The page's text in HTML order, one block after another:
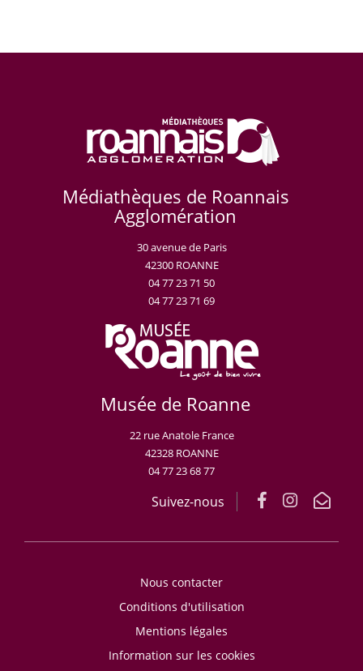
Médiathèques de Roannais
Agglomération
30 avenue de Paris
42300 ROANNE
04 77 23 71 50
04 77 23 71 69
Musée de Roanne
22 rue Anatole France
42328 ROANNE
04 77 23 68 77
Suivez-nous
Nous contacter
Conditions d'utilisation
Mentions légales
Information sur les cookies